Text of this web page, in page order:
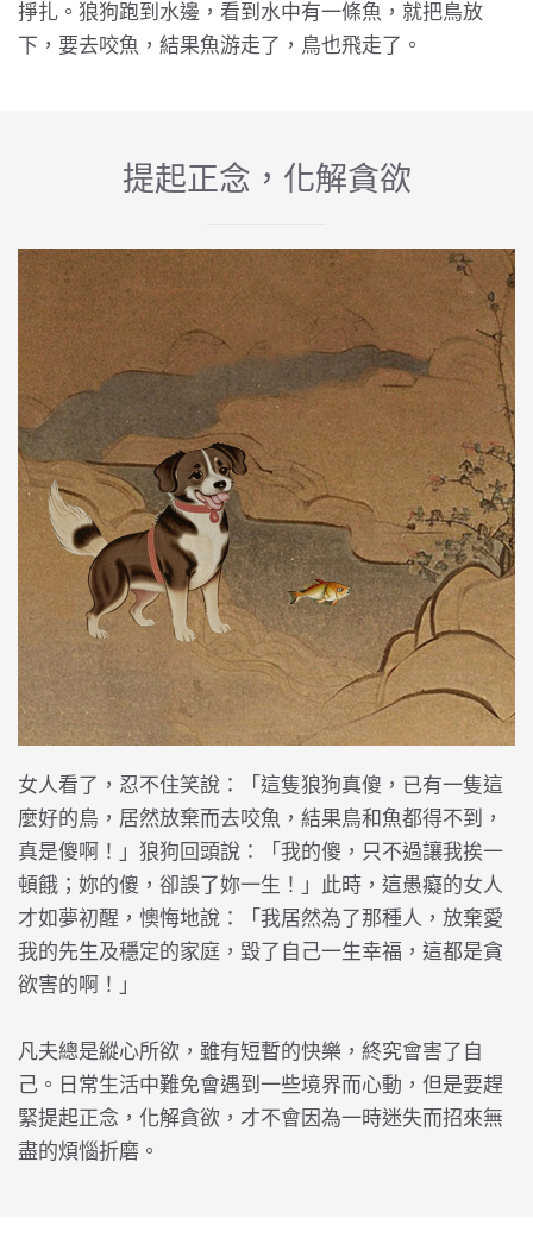
掙扎。狼狗跑到水邊，看到水中有一條魚，就把鳥放
下，要去咬魚，結果魚游走了，鳥也飛走了。
提起正念，化解貪欲
女人看了，忍不住笑說：「這隻狼狗真傻，已有一隻這
麼好的鳥，居然放棄而去咬魚，結果鳥和魚都得不到，
真是傻啊！」狼狗回頭說：「我的傻，只不過讓我挨一
頓餓；妳的傻，卻誤了妳一生！」此時，這愚癡的女人
才如夢初醒，懊悔地說：「我居然為了那種人，放棄愛
我的先生及穩定的家庭，毀了自己一生幸福，這都是貪
欲害的啊！」
凡夫總是縱心所欲，雖有短暫的快樂，終究會害了自
己。日常生活中難免會遇到一些境界而心動，但是要趕
緊提起正念，化解貪欲，才不會因為一時迷失而招來無
盡的煩惱折磨。